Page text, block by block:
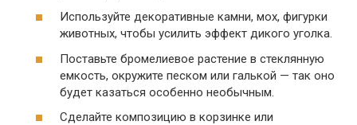
Используйте декоративные камни, мох, фигурки
животных, чтобы усилить эффект дикого уголка.
Поставьте бромелиевое растение в стеклянную
емкость, окружите песком или галькой — так оно
будет казаться особенно необычным.
Сделайте композицию в корзинке или